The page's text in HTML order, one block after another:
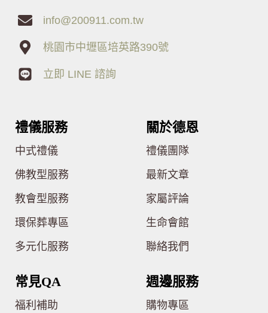
info@200911.com.tw
桃園市中壢區培英路390號
立即 LINE 諮詢
禮儀服務
中式禮儀
佛教型服務
教會型服務
環保葬專區
多元化服務
關於德恩
禮儀團隊
最新文章
家屬評論
生命會館
聯絡我們
常見QA
福利補助
週邊服務
購物專區